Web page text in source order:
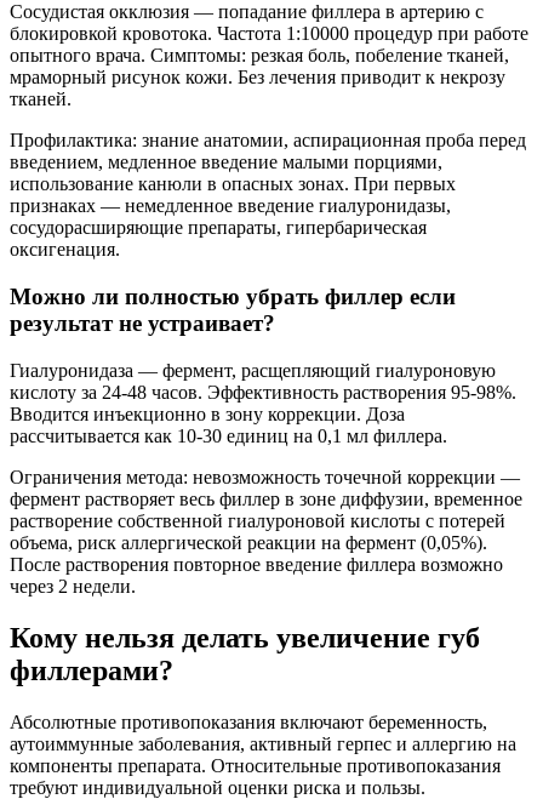
Сосудистая окклюзия — попадание филлера в артерию с
блокировкой кровотока. Частота 1:10000 процедур при работе
опытного врача. Симптомы: резкая боль, побеление тканей,
мраморный рисунок кожи. Без лечения приводит к некрозу
тканей.
Профилактика: знание анатомии, аспирационная проба перед
введением, медленное введение малыми порциями,
использование канюли в опасных зонах. При первых
признаках — немедленное введение гиалуронидазы,
сосудорасширяющие препараты, гипербарическая
оксигенация.
Можно ли полностью убрать филлер если
результат не устраивает?
Гиалуронидаза — фермент, расщепляющий гиалуроновую
кислоту за 24-48 часов. Эффективность растворения 95-98%.
Вводится инъекционно в зону коррекции. Доза
рассчитывается как 10-30 единиц на 0,1 мл филлера.
Ограничения метода: невозможность точечной коррекции —
фермент растворяет весь филлер в зоне диффузии, временное
растворение собственной гиалуроновой кислоты с потерей
объема, риск аллергической реакции на фермент (0,05%).
После растворения повторное введение филлера возможно
через 2 недели.
Кому нельзя делать увеличение губ
филлерами?
Абсолютные противопоказания включают беременность,
аутоиммунные заболевания, активный герпес и аллергию на
компоненты препарата. Относительные противопоказания
требуют индивидуальной оценки риска и пользы.